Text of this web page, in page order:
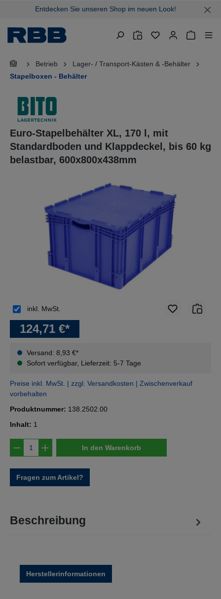
springenEntdecken Sie unseren Shop im neuen Look!
Betrieb
Lager- / Transport-Kästen & -Behälter
Stapelboxen - Behälter
Euro-Stapelbehälter XL, 170 l, mit
Standardboden und Klappdeckel, bis 60 kg
belastbar, 600x800x438mm
124,71 €*
Versand: 8,93 €*
Sofort verfügbar, Lieferzeit: 5-7 Tage
inkl. MwSt.
Preise inkl. MwSt. | zzgl. Versandkosten | Zwischenverkauf
vorbehalten
Produktnummer: 138.2502.00
Inhalt: 1
Produkt Anzahl: Gib den gewünschten
In den Warenkorb
Fragen zum Artikel?
Beschreibung
Herstellerinformationen